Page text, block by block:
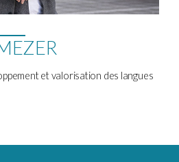
et valorisation des langues